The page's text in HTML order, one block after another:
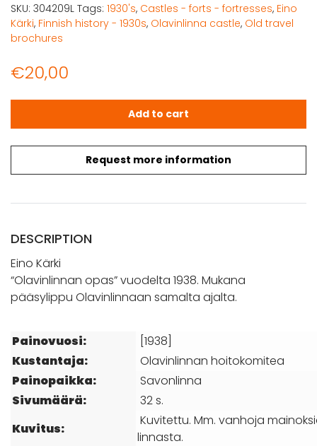
€20,00
Request more information
Kärki, Eino: Olavinlinnan opas (1938) quantity
Add to cart
SKU: 304209L Tags: 1930's, Castles - forts - fortresses, Eino
Kärki, Finnish history - 1930s, Olavinlinna castle, Old travel
brochures
DESCRIPTION
Eino Kärki
“Olavinlinnan opas” vuodelta 1938. Mukana
pääsylippu Olavinlinnaan samalta ajalta.
Painovuosi:
[1938]
Kustantaja:
Olavinlinnan hoitokomitea
Painopaikka:
Savonlinna
Sivumäärä:
32 s.
Kuvitus:
Kuvitettu. Mm. vanhoja
linnasta.